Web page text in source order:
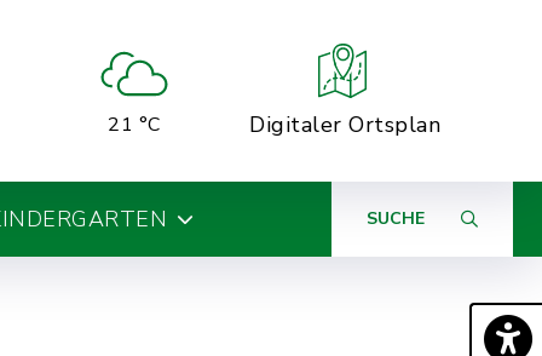
21 °C Digitaler Ortsplan
SUCHE